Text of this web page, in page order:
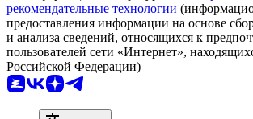
рекомендательные технологии
предоставления информации на основе
и анализа сведений, относящихся к
пользователей сети «Интернет»,
Российской Федерации)